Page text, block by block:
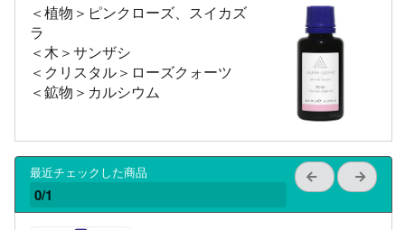
＜植物＞ピンクローズ、スイカズ
ラ
＜木＞サンザシ
＜クリスタル＞ローズクォーツ
＜鉱物＞カルシウム
最近チェックした商品
0/1